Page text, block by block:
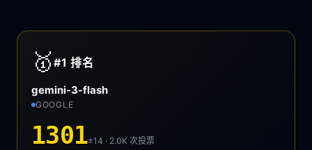
🥇 #1排名
gemini-3-flash
GOOGLE
1301±14 · 2.0K次投票